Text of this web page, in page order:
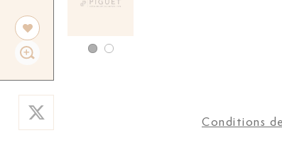
Conditions